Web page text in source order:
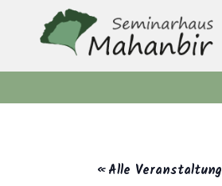
« Alle